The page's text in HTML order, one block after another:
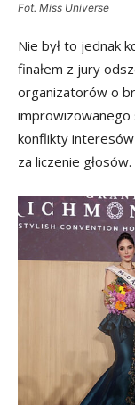
Fot. Miss Universe
Nie był to jednak
finałem z jury
organizatorów o
improwizowanego
konflikty
za liczenie głosów.